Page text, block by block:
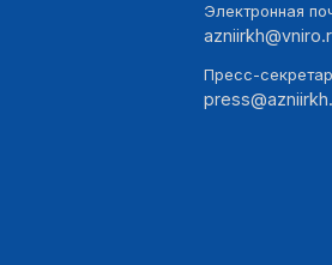
Электронная
Пресс-